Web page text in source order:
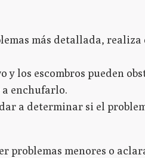
más detallada, realiza
y los escombros pueden
a enchufarlo.
a determinar si el
problemas menores o